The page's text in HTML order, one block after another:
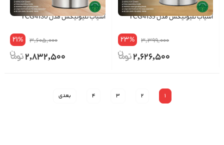
آسیاب تلیونیکس مدل TCG4135
3,399,000
23%
2,626,500
آسیاب تلیونیکس مدل TCG4130
3,605,000
21%
2,832,500
1
2
3
4 بعدی